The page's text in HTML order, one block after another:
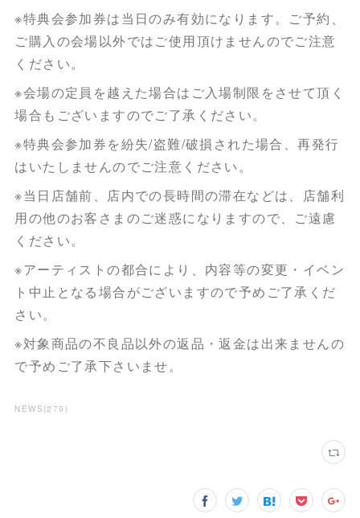
※特典会参加券は当日のみ有効になります。ご予約、
ご購入の会場以外ではご使用頂けませんのでご注意
ください。
※会場の定員を越えた場合はご入場制限をさせて頂く
場合もございますのでご了承ください。
※特典会参加券を紛失/盗難/破損された場合、再発行
はいたしませんのでご注意ください。
※当日店舗前、店内での長時間の滞在などは、店舗利
用の他のお客さまのご迷惑になりますので、ご遠慮
ください。
※アーティストの都合により、内容等の変更・イベン
ト中止となる場合がございますので予めご了承くだ
さい。
※対象商品の不良品以外の返品・返金は出来ませんの
で予めご了承下さいませ。
NEWS (279 )